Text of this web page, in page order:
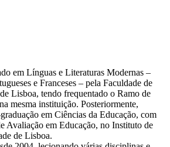
em Línguas e Literaturas Modernas –
e Franceses – pela Faculdade de
Lisboa, tendo frequentado o Ramo de
mesma instituição. Posteriormente,
em Ciências da Educação, com
Avaliação em Educação, no Instituto de
de Lisboa.